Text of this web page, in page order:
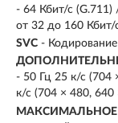
- 64 Кбит/с
от 32 до 160 Кбит/
SVC -
- 50 Гц 25 к/с (704
к/с (704 × 480,
МАКСИМАЛЬНОЕ